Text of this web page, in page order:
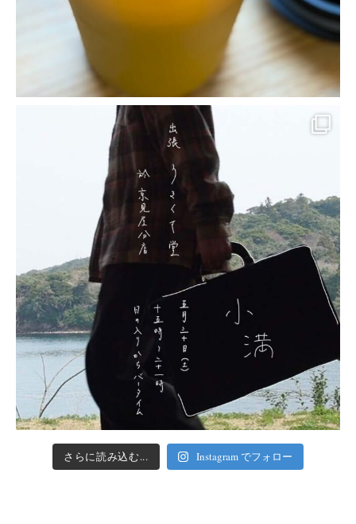
さらに読み込む... Instagram でフォロー